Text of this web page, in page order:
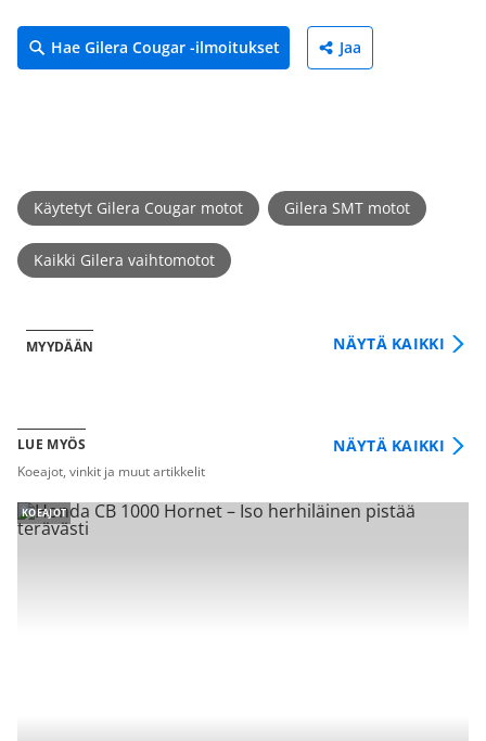
Hae Gilera Cougar -ilmoitukset Jaa
Käytetyt Gilera Cougar motot Gilera SMT motot
Kaikki Gilera vaihtomotot
MYYDÄÄN NÄYTÄ KAIKKI
LUE MYÖS
Koeajot, vinkit ja muut artikkelit
NÄYTÄ KAIKKI
KOEAJOT